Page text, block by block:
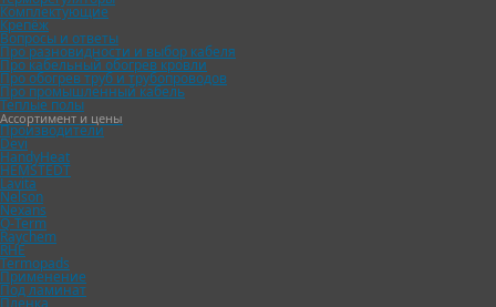
Комплектующие
Крепёж
Вопросы и ответы
Про разновидности и выбор кабеля
Про кабельный обогрев кровли
Про обогрев труб и трубопроводов
Про промышленный кабель
Теплые полы
Ассортимент и цены
Производители
Devi
HandyHeat
HEMSTEDT
Lavita
Nelson
Nexans
Q-Term
Raychem
RHE
Termopads
Применение
Под ламинат
Пленка
Каждому покупателю -
(при покупке от 10 м
Бесплатные консультации
Бесплатные расчеты по
клиентов из всех регионов
Бесплатный выезд для